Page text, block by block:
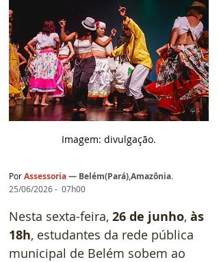
Imagem: divulgação.
Por Assessoria — Belém(Pará),Amazônia.
25/06/2026 -  07h00
Nesta sexta-feira, 26 de junho, às
18h, estudantes da rede pública
municipal de Belém sobem ao